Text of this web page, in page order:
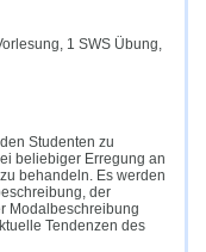
1 SWS Übung,
Studenten zu
beliebiger Erregung an
behandeln. Es werden
der
Modalbeschreibung
Tendenzen des